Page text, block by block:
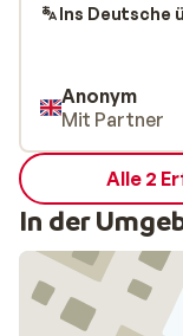
Ins Deutsche
Anonym
Mit Partner
Alle 2
In der